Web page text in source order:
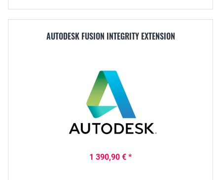
AUTODESK FUSION INTEGRITY EXTENSION
1 390,90 € *